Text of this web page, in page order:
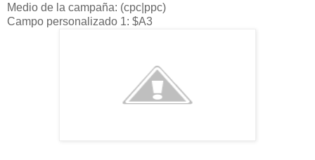
Medio de la campaña: (cpc|ppc)
Campo personalizado 1: $A3